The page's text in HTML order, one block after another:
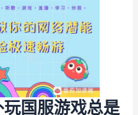
国服游戏总是